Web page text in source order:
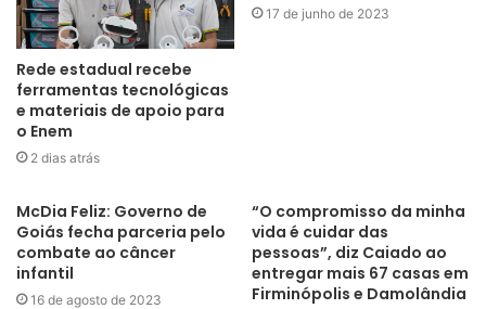
Rede estadual recebe
ferramentas tecnológicas
e materiais de apoio para
o Enem
2 dias atrás
17 de junho de 2023
McDia Feliz: Governo de
Goiás fecha parceria pelo
combate ao câncer
infantil
16 de agosto de 2023
“O compromisso da minha
vida é cuidar das
pessoas”, diz Caiado ao
entregar mais 67 casas em
Firminópolis e Damolândia